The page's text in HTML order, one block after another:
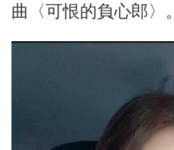
曲〈可恨的負心郎〉。